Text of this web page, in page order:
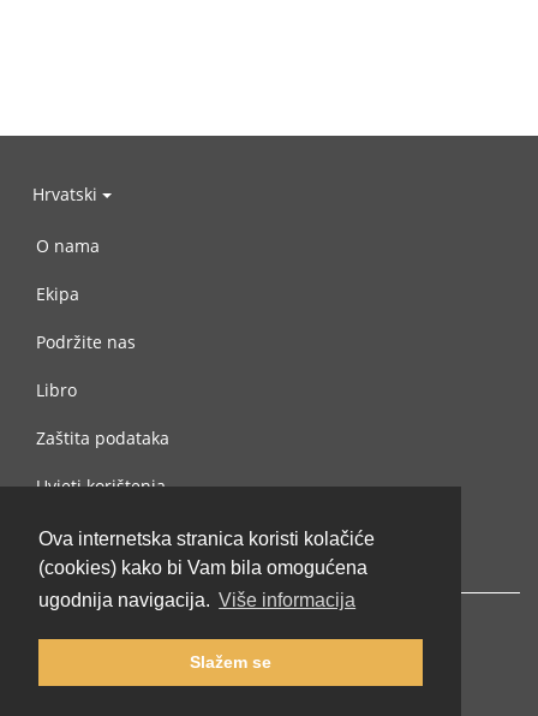
Ova internetska stranica koristi kolačiće
(cookies) kako bi Vam bila omogućena
ugodnija navigacija. Više informacija
Slažem se
Hrvatski
O nama
Ekipa
Podržite nas
Libro
Zaštita podataka
Uvjeti korištenja
Kontaktiraj nas
© 2002-2026 lernu.net |Impressum